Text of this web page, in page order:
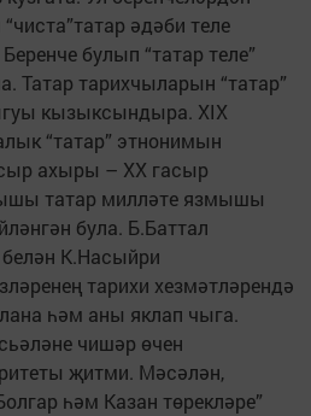
әдәби теле
булып “татар теле”
Татар тарихчыларын “татар”
кызыксындыра. XIX
“татар” этнонимын
ахыры – ХХ гасыр
татар милләте язмышы
була. Б.Баттал
К.Насыйри
тарихи хезмәтләрендә
һәм аны яклап чыга.
чишәр өчен
җитми. Мәсәлән,
һәм Казан төрекләре”